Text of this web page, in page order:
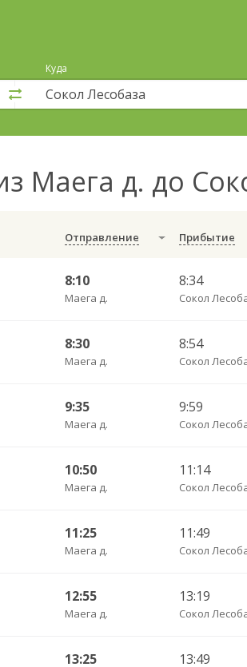
Куда
Маега д. до
Отправление Прибытие
8:10
Маега д.
8:34
Сокол
8:30
Маега д.
8:54
Сокол
9:35
Маега д.
9:59
Сокол
10:50
Маега д.
11:14
Сокол
11:25
Маега д.
11:49
Сокол
12:55
Маега д.
13:19
Сокол
13:25 13:49